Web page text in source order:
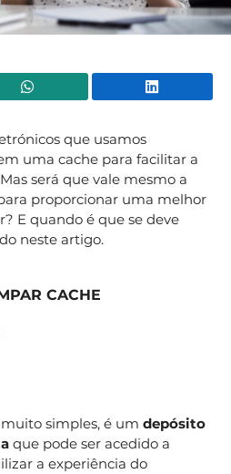
WhatsApp
que usamos
uma cache para facilitar a
será que vale mesmo a
proporcionar uma melhor
E quando é que se deve
neste artigo.
CACHE
simples, é um depósito
que pode ser acedido a
a experiência do